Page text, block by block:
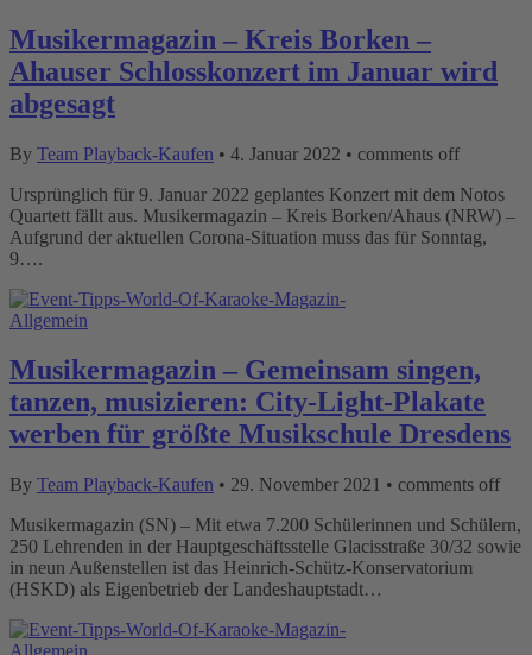
Musikermagazin – Kreis Borken –
Ahauser Schlosskonzert im Januar wird
abgesagt
By Team Playback-Kaufen • 4. Januar 2022 • comments off
Ursprünglich für 9. Januar 2022 geplantes Konzert mit dem Notos
Quartett fällt aus. Musikermagazin – Kreis Borken/Ahaus (NRW) –
Aufgrund der aktuellen Corona-Situation muss das für Sonntag,
9….
Allgemein
Musikermagazin – Gemeinsam singen,
tanzen, musizieren: City-Light-Plakate
werben für größte Musikschule Dresdens
By Team Playback-Kaufen • 29. November 2021 • comments off
Musikermagazin (SN) – Mit etwa 7.200 Schülerinnen und Schülern,
250 Lehrenden in der Hauptgeschäftsstelle Glacisstraße 30/32 sowie
in neun Außenstellen ist das Heinrich-Schütz-Konservatorium
(HSKD) als Eigenbetrieb der Landeshauptstadt…